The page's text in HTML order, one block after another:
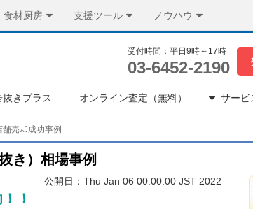
食材厨房 支援ツール ノウハウ
受付時間：平日9時～17時
03-6452-2190
抜きプラス オンライン査定（無料） サービ
売却成功事例
き）相場事例
公開日：Thu Jan 06 00:00:00 JST 2022
！